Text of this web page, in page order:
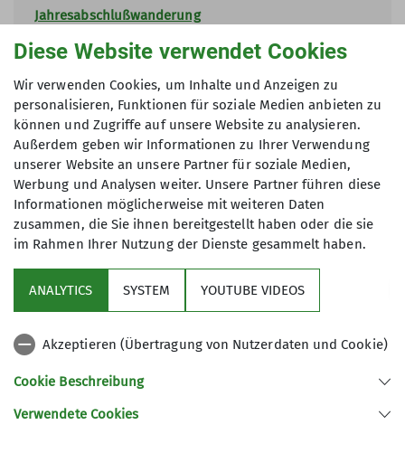
Jahresabschlußwanderung
Pfirrmann
Details
Sektion
Kontakt
Diese Website verwendet Cookies
Wir verwenden Cookies, um Inhalte und Anzeigen zu
personalisieren, Funktionen für soziale Medien anbieten zu
können und Zugriffe auf unsere Website zu analysieren.
Außerdem geben wir Informationen zu Ihrer Verwendung
unserer Website an unsere Partner für soziale Medien,
Werbung und Analysen weiter. Unsere Partner führen diese
Informationen möglicherweise mit weiteren Daten
zusammen, die Sie ihnen bereitgestellt haben oder die sie
im Rahmen Ihrer Nutzung der Dienste gesammelt haben.
ANALYTICS SYSTEM YOUTUBE VIDEOS
Akzeptieren (Übertragung von Nutzerdaten und Cookie)
Cookie Beschreibung
Verwendete Cookies